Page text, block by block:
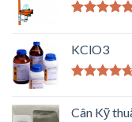
sao
KClO3
5 sao
Cân Kỹ